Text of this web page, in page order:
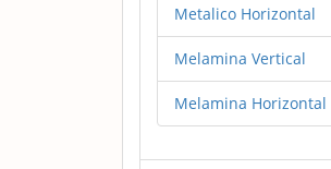
Metalico Horizontal
Melamina Vertical
Melamina Horizontal